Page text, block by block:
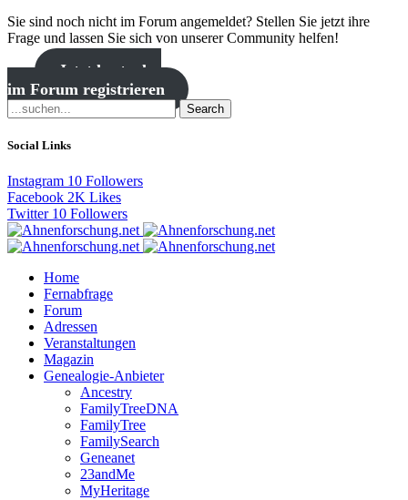
Sie sind noch nicht im Forum angemeldet? Stellen Sie jetzt ihre
Frage und lassen Sie sich von unserer Community helfen!
Jetzt kostenlos
im Forum registrieren
Search
Social Links
Instagram 10 Followers
Facebook 2K Likes
Twitter 10 Followers
Home
Fernabfrage
Forum
Adressen
Veranstaltungen
Magazin
Genealogie-Anbieter
Ancestry
FamilyTreeDNA
FamilyTree
FamilySearch
Geneanet
23andMe
MyHeritage